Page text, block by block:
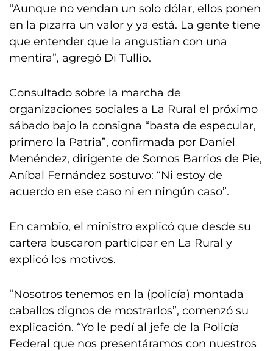
“Aunque no vendan un solo dólar, ellos ponen
en la pizarra un valor y ya está. La gente tiene
que entender que la angustian con una
mentira”, agregó Di Tullio.
Consultado sobre la marcha de
organizaciones sociales a La Rural el próximo
sábado bajo la consigna “basta de especular,
primero la Patria”, confirmada por Daniel
Menéndez, dirigente de Somos Barrios de Pie,
Aníbal Fernández sostuvo: “Ni estoy de
acuerdo en ese caso ni en ningún caso”.
En cambio, el ministro explicó que desde su
cartera buscaron participar en La Rural y
explicó los motivos.
“Nosotros tenemos en la (policía) montada
caballos dignos de mostrarlos”, comenzó su
explicación. “Yo le pedí al jefe de la Policía
Federal que nos presentáramos con nuestros